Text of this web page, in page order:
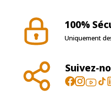
100%
Uniquement
Suivez-